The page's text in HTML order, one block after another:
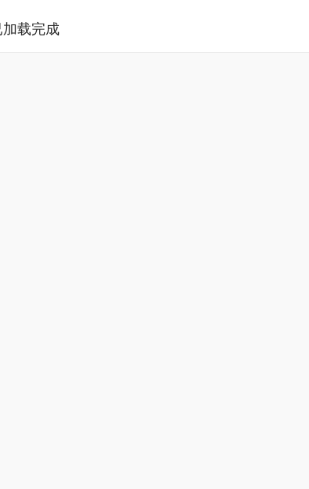
载完成